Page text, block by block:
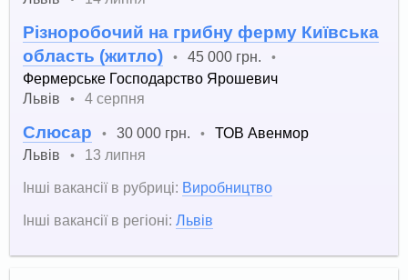
Різноробочий на грибну ферму Київська
область (житло)
• 45 000 грн. •
Фермерське Господарство Ярошевич
Львів
• 4 серпня
Слюсар • 30 000 грн. •
ТОВ Авенмор
Львів
•
13 липня
Інші вакансії в рубриці: Виробництво
Інші вакансії в регіоні: Львів